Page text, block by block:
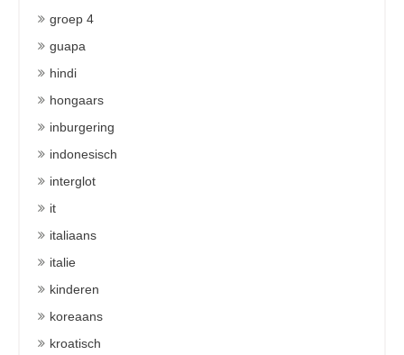
groep 4
guapa
hindi
hongaars
inburgering
indonesisch
interglot
it
italiaans
italie
kinderen
koreaans
kroatisch